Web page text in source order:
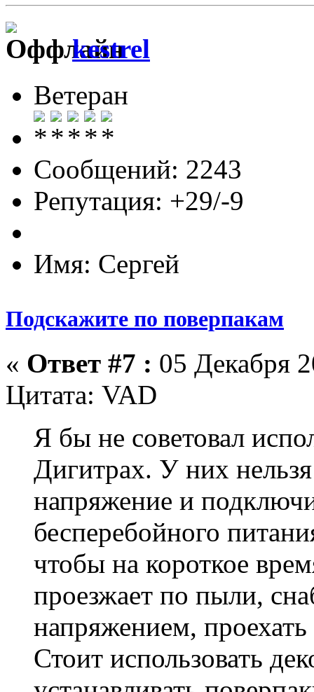
kestrel
Ветеран
Сообщений: 2243
Репутация: +29/-9
Имя: Сергей
Подскажите по поверпакам
« Ответ #7 : 05 Декабря
Цитата: VAD
Я бы не советовал
Дигитрах. У них
напряжение и
бесперебойного
чтобы на короткое
проезжает по пыли,
напряжением,
Стоит использовать